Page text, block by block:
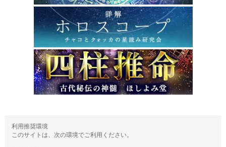
利用推奨環境
このサイトは、次の環境でご利用ください。